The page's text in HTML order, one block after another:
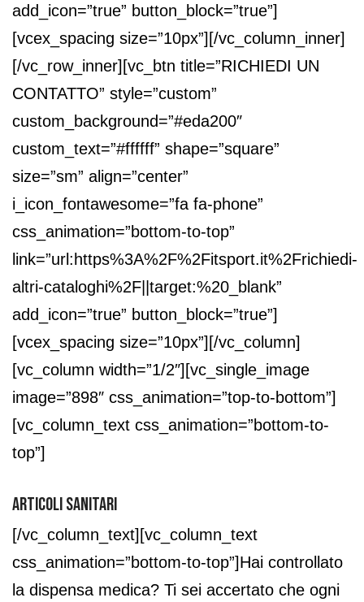
add_icon=”true” button_block=”true”]
[vcex_spacing size=”10px”][/vc_column_inner]
[/vc_row_inner][vc_btn title=”RICHIEDI UN
CONTATTO” style=”custom”
custom_background=”#eda200″
custom_text=”#ffffff” shape=”square”
size=”sm” align=”center”
i_icon_fontawesome=”fa fa-phone”
css_animation=”bottom-to-top”
link=”url:https%3A%2F%2Fitsport.it%2Frichiedi-
altri-cataloghi%2F||target:%20_blank”
add_icon=”true” button_block=”true”]
[vcex_spacing size=”10px”][/vc_column]
[vc_column width=”1/2″][vc_single_image
image=”898″ css_animation=”top-to-bottom”]
[vc_column_text css_animation=”bottom-to-
top”]
ARTICOLI SANITARI
[/vc_column_text][vc_column_text
css_animation=”bottom-to-top”]Hai controllato
la dispensa medica? Ti sei accertato che ogni